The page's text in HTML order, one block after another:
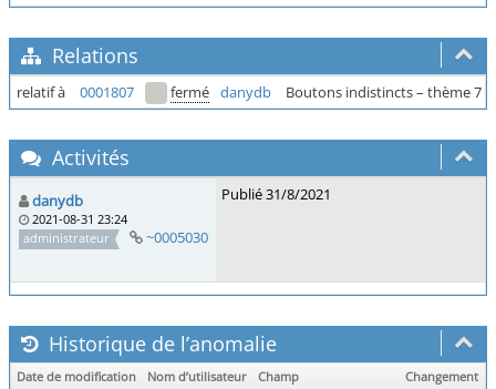
Relations
relatif à 0001807 fermé danydb Boutons indistincts – thème 7
Activités
danydb
2021-08-31 23:24
administrateur
~0005030
Publié 31/8/2021
Historique de l’anomalie
Date de modification Nom d’utilisateur Champ Changement